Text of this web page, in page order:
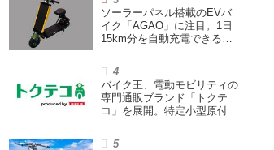
ソーラーパネル搭載のEVバ
イク「AGAO」に注目。1日
15km分を自動充電できる
バイク王、電動モビリティの
専門通販ブランド「トクテ
コ」を展開。特定小型原付や